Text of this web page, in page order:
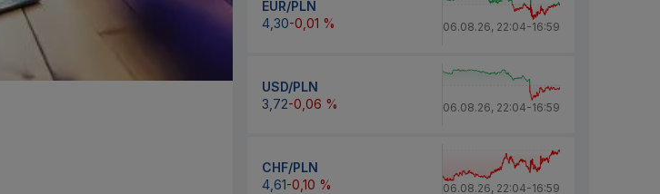
EUR/PLN
4,30-0,01 % 06.08.26, 22:04-16:59
USD/PLN
3,72-0,06 % 06.08.26, 22:04-16:59
CHF/PLN
4,61-0,10 % 06.08.26, 22:04-16:59